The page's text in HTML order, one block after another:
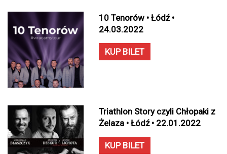
10 Tenorów • Łódź •
24.03.2022
KUP BILET
Triathlon Story czyli Chłopaki z
Żelaza • Łódź • 22.01.2022
KUP BILET